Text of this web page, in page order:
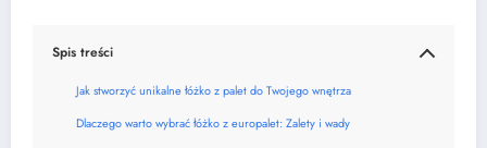
Spis treści
Jak stworzyć unikalne łóżko z palet do Twojego wnętrza
Dlaczego warto wybrać łóżko z europalet: Zalety i wady